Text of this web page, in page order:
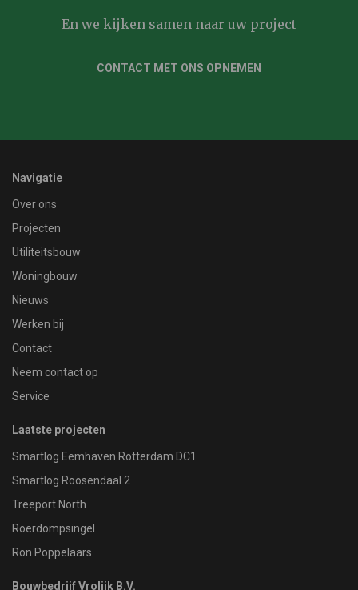
En we kijken samen naar uw project
CONTACT MET ONS OPNEMEN
Navigatie
Over ons
Projecten
Utiliteitsbouw
Woningbouw
Nieuws
Werken bij
Contact
Neem contact op
Service
Laatste projecten
Smartlog Eemhaven Rotterdam DC1
Smartlog Roosendaal 2
Treeport North
Roerdompsingel
Ron Poppelaars
Bouwbedrijf Vrolijk B.V.